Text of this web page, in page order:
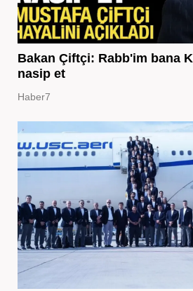
Bakan Çiftçi: Rabb'im bana
nasip et
Haber7